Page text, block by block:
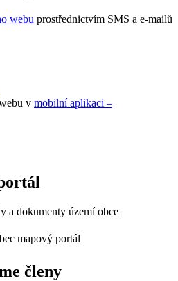
webu prostřednictvím SMS a e-mailů
v mobilní aplikaci –
a dokumenty území obce
členy